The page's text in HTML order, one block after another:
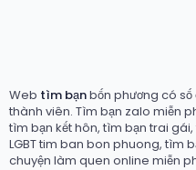
Web tìm bạnbốn phương có
thành viên. Tìm bạn zalo miễn
tìm bạn kết hôn, tìm bạn trai
LGBT tim ban bon phuong, tìm
chuyện làm quen online miễn